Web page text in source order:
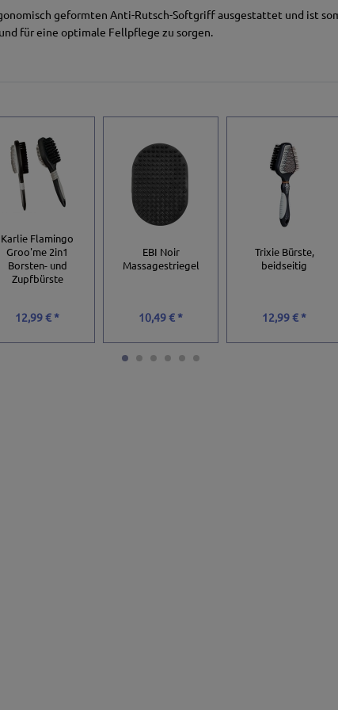
geformten Anti-Rutsch-Softgriff ausgestattet und ist
für eine optimale Fellpflege zu sorgen.
Karlie Flamingo
Groo'me 2in1
Borsten- und
Zupfbürste
12,99 € *
EBI Noir
Massagestriegel
10,49 € *
Trixie Bürste,
beidseitig
12,99 € *